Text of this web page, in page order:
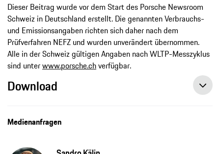
Dieser Beitrag wurde vor dem Start des Porsche Newsroom
Schweiz in Deutschland erstellt. Die genannten Verbrauchs-
und Emissionsangaben richten sich daher nach dem
Prüfverfahren NEFZ und wurden unverändert übernommen.
Alle in der Schweiz gültigen Angaben nach WLTP-Messzyklus
sind unterwww.porsche.chverfügbar.
Download
Medienanfragen